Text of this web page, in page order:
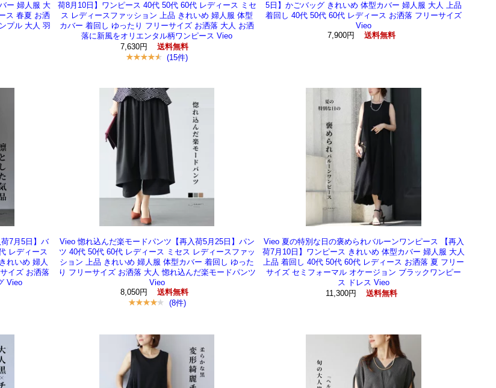
ー 婦人服 大
ス 春夏 お洒
プル 大人 羽
荷8月10日】ワンピース 40代 50代 60代 レディース ミセ
ス レディースファッション 上品 きれいめ 婦人服 体型
カバー 着回し ゆったり フリーサイズ お洒落 大人 お洒
落に新風をオリエンタル柄ワンピース Vieo
7,630円
送料無料
(15件)
5日】かごバッグ きれいめ 体型カバー 婦人服 大人 上品
着回し 40代 50代 60代 レディース お洒落 フリーサイズ
Vieo
7,900円
送料無料
7月5日】バ
レディース
れいめ 婦人
イズ お洒落
Vieo
Vieo 惚れ込んだ楽モードパンツ【再入荷5月25日】パン
ツ 40代 50代 60代 レディース ミセス レディースファッ
ション 上品 きれいめ 婦人服 体型カバー 着回し ゆった
り フリーサイズ お洒落 大人 惚れ込んだ楽モードパンツ
Vieo
8,050円
送料無料
(8件)
Vieo 夏の特別な日の褒められバルーンワンピース 【再入
荷7月10日】ワンピース きれいめ 体型カバー 婦人服 大人
上品 着回し 40代 50代 60代 レディース お洒落 夏 フリー
サイズ セミフォーマル オケージョン ブラックワンピー
ス ドレス Vieo
11,300円
送料無料